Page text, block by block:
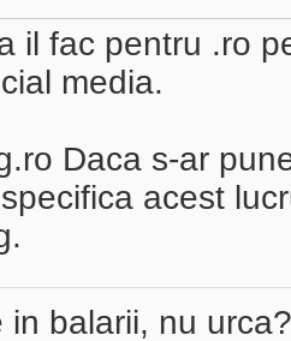
il fac pentru .ro
media.
Daca s-ar
acest
in balarii, nu